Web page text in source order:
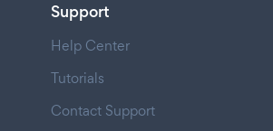
Support
Help Center
Tutorials
Contact Support